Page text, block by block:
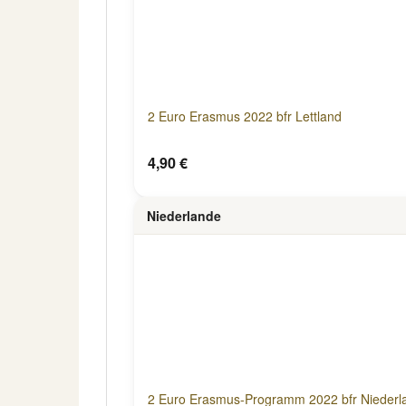
2 Euro Erasmus 2022 bfr Lettland
4,90 €
Niederlande
2 Euro Erasmus-Programm 2022 bfr